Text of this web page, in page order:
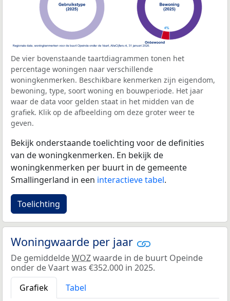
De vier bovenstaande taartdiagrammen tonen het
percentage woningen naar verschillende
woningkenmerken. Beschikbare kenmerken zijn eigendom,
bewoning, type, soort woning en bouwperiode. Het jaar
waar de data voor gelden staat in het midden van de
grafiek. Klik op de afbeelding om deze groter weer te
geven.
Bekijk onderstaande toelichting voor de definities
van de woningkenmerken. En bekijk de
woningkenmerken per buurt in de gemeente
Smallingerland in een interactieve tabel.
Toelichting
Woningwaarde per jaar
De gemiddeldeWOZwaarde in de buurt Opeinde
onder de Vaart was €352.000 in 2025.
Grafiek
Tabel